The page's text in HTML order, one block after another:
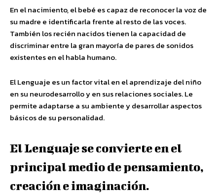
En el nacimiento, el bebé es capaz de reconocer la voz de
su madre e identificarla frente al resto de las voces.
También los recién nacidos tienen la capacidad de
discriminar entre la gran mayoría de pares de sonidos
existentes en el habla humano.
El Lenguaje es un factor vital en el aprendizaje del niño
en su neurodesarrollo y en sus relaciones sociales. Le
permite adaptarse a su ambiente y desarrollar aspectos
básicos de su personalidad.
El Lenguaje se convierte en el
principal medio de pensamiento,
creación e imaginación.